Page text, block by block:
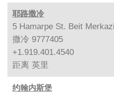
耶路撒冷
5 Hamarpe St. Beit
撒冷 9777405
+1.919.401.4540
距离 英里
约翰内斯堡